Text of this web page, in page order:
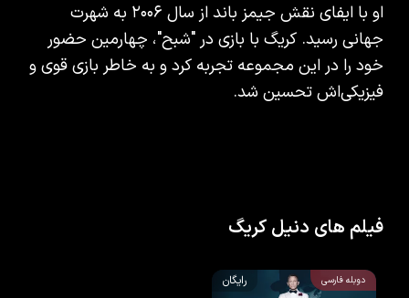
او با ایفای نقش جیمز باند از سال ۲۰۰۶ به شهرت
جهانی رسید. کریگ با بازی در "شبح"، چهارمین حضور
خود را در این مجموعه تجربه کرد و به خاطر بازی قوی و
فیزیکی‌اش تحسین شد.
فیلم های دنیل کریگ
دوبله فارسی رایگان